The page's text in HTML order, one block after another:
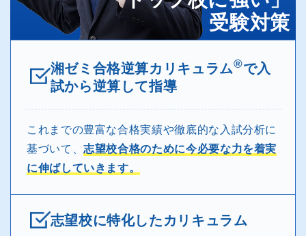
受験対策
湘ゼミ合格逆算カリキュラム®で入
試から逆算して指導
これまでの豊富な合格実績や徹底的な入試分析に
基づいて、志望校合格のために今必要な力を着実
に伸ばしていきます。
志望校に特化したカリキュラム